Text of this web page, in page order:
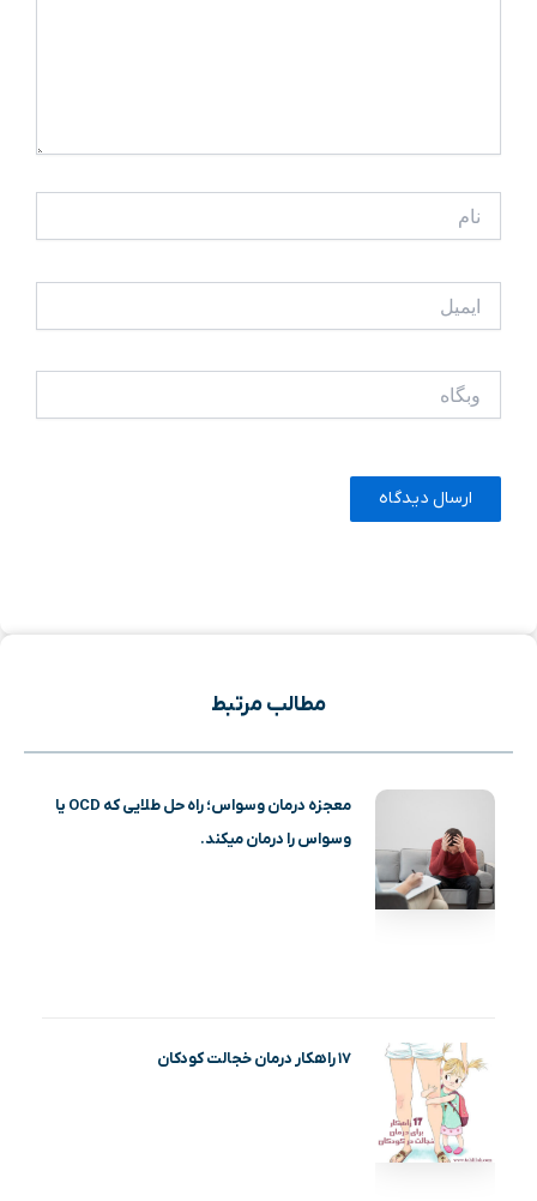
مطالب مرتبط
معجزه درمان وسواس؛ راه حل طلایی که OCD یا
وسواس را درمان میکند.
۱۷ راهکار درمان خجالت کودکان